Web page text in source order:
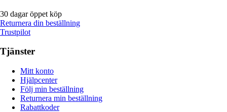
30 dagar öppet köp
Returnera din beställning
Trustpilot
Tjänster
Mitt konto
Hjälpcenter
Följ min beställning
Returnera min beställning
Rabattkoder